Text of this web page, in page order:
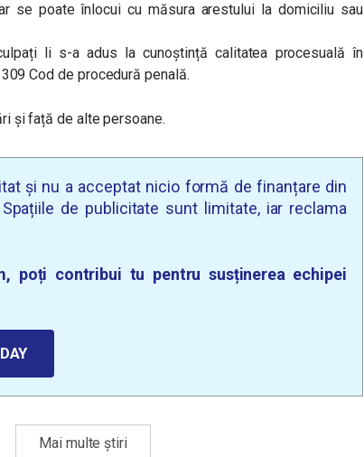
se poate înlocui cu măsura arestului la domiciliu sau
li s-a adus la cunoștință calitatea procesuală în
Cod de procedură penală.
și față de alte persoane.
și nu a acceptat nicio formă de finanțare din
de publicitate sunt limitate, iar reclama
poți contribui tu pentru susținerea echipei
Mai multe știri